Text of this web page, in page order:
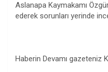
Aslanapa Kaymakamı
ederek sorunları yerinde
Haberin Devamı gazeteniz